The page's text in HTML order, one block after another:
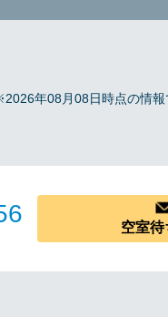
年08月08日時点の情報
空室